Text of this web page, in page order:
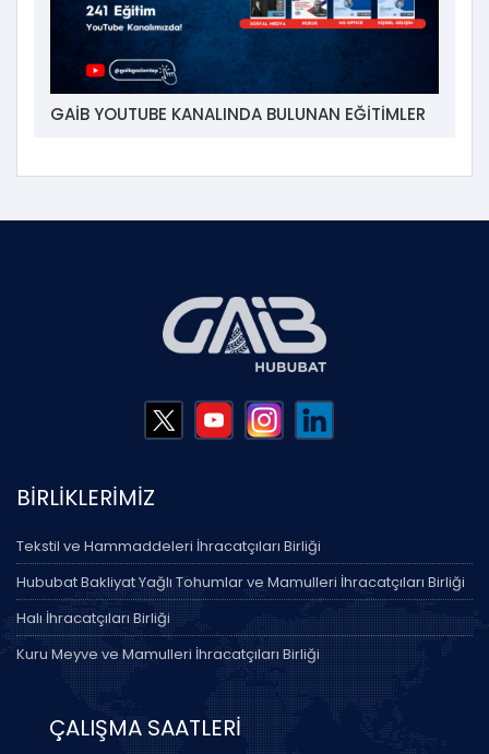
GAİB YOUTUBE KANALINDA BULUNAN EĞİTİMLER
BİRLİKLERİMİZ
Tekstil ve Hammaddeleri İhracatçıları Birliği
Hububat Bakliyat Yağlı Tohumlar ve Mamulleri İhracatçıları Birliği
Halı İhracatçıları Birliği
Kuru Meyve ve Mamulleri İhracatçıları Birliği
ÇALIŞMA SAATLERİ